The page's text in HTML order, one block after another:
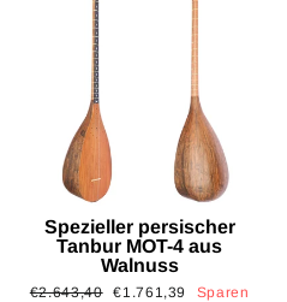
Spezieller persischer
Tanbur MOT-4 aus
Walnuss
Normaler
€2.643,40 Sonderpreis
€1.761,39
Sparen